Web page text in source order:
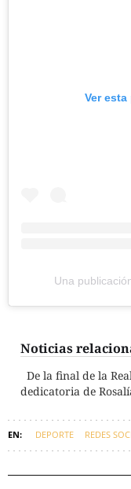
Ver
Una
Noticias
De la final de la
dedicatoria de
DEPORTE REDES